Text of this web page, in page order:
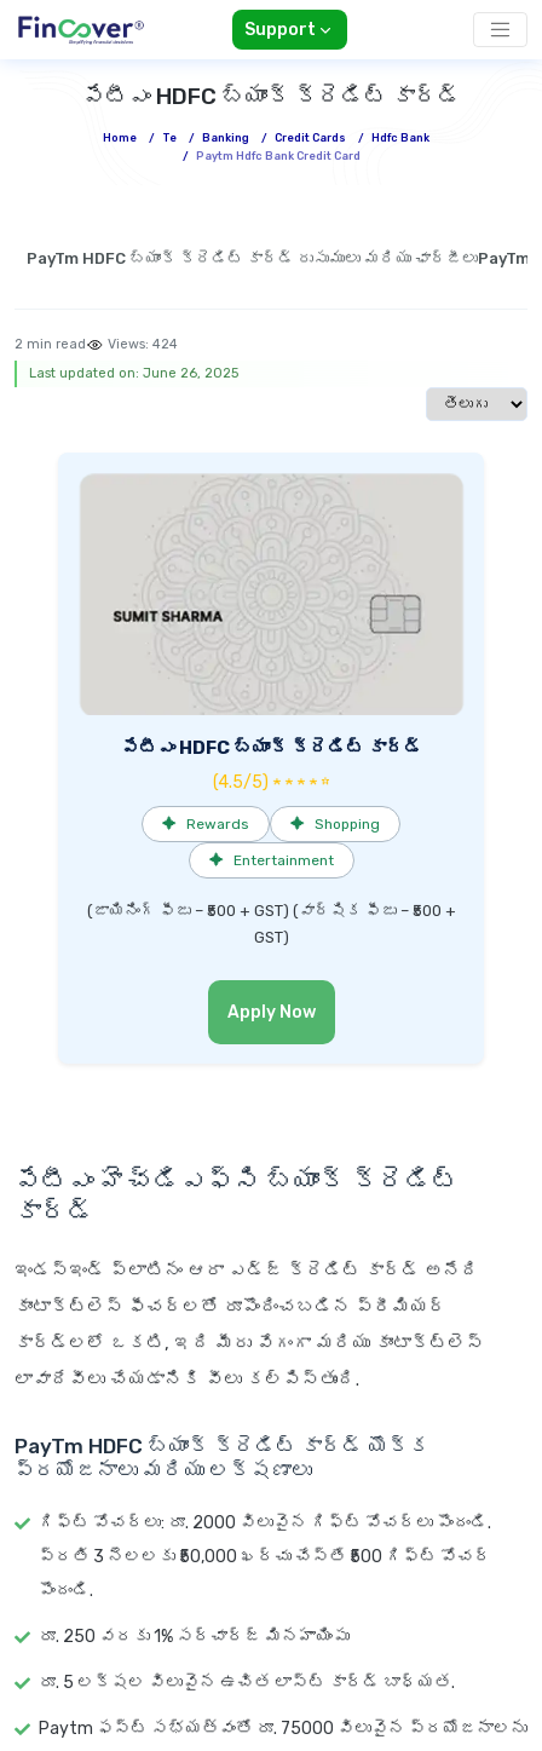
Support
పేటీఎం HDFC బ్యాంక్ క్రెడిట్ కార్డ్
Home / Te / Banking / Credit Cards /
Hdfc Bank
/
Paytm Hdfc Bank Credit Card
PayTm HDFC బ్యాంక్ క్రెడిట్ కార్డ్ రుసుములు మరియు ఛార్జీలు
2 min read Views: 424
Last updated on: June 26, 2025
Select
పేటీఎం HDFC బ్యాంక్ క్రెడిట్ కార్డ్
(4.5/5) ★ ★ ★ ★ ☆
✦ Rewards ✦ Shopping
✦ Entertainment
(జాయినింగ్ ఫీజు – ₹500 + GST) (వార్షిక ఫీజు – ₹500 +
GST)
Apply Now
పేటీఎం హెచ్‌డిఎఫ్‌సి బ్యాంక్ క్రెడిట్
కార్డ్
ఇండస్‌ఇండ్ ప్లాటినం ఆరా ఎడ్జ్ క్రెడిట్ కార్డ్ అనేది
కాంటాక్ట్‌లెస్ ఫీచర్‌లతో రూపొందించబడిన ప్రీమియర్
కార్డ్‌లలో ఒకటి, ఇది మీరు వేగంగా మరియు కాంటాక్ట్‌లెస్
లావాదేవీలు చేయడానికి వీలు కల్పిస్తుంది.
PayTm HDFC బ్యాంక్ క్రెడిట్ కార్డ్ యొక్క
ప్రయోజనాలు మరియు లక్షణాలు
గిఫ్ట్ వోచర్లు: రూ. 2000 విలువైన గిఫ్ట్ వోచర్లు పొందండి.
ప్రతి 3 నెలలకు ₹50,000 ఖర్చు చేస్తే ₹500 గిఫ్ట్ వోచర్
పొందండి.
రూ. 250 వరకు 1% సర్‌చార్జ్ మినహాయింపు
రూ. 5 లక్షల విలువైన ఉచిత లాస్ట్ కార్డ్ బాధ్యత.
Paytm ఫస్ట్ సభ్యత్వంతో రూ. 75000 విలువైన ప్రయోజనాలను